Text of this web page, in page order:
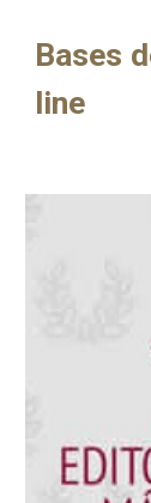
Bases
line